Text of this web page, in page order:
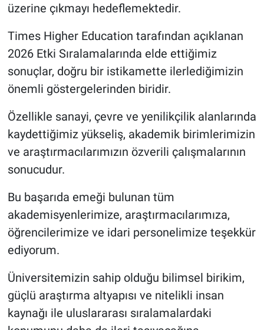
üzerine çıkmayı hedeflemektedir.
Times Higher Education tarafından açıklanan
2026 Etki Sıralamalarında elde ettiğimiz
sonuçlar, doğru bir istikamette ilerlediğimizin
önemli göstergelerinden biridir.
Özellikle sanayi, çevre ve yenilikçilik alanlarında
kaydettiğimiz yükseliş, akademik birimlerimizin
ve araştırmacılarımızın özverili çalışmalarının
sonucudur.
Bu başarıda emeği bulunan tüm
akademisyenlerimize, araştırmacılarımıza,
öğrencilerimize ve idari personelimize teşekkür
ediyorum.
Üniversitemizin sahip olduğu bilimsel birikim,
güçlü araştırma altyapısı ve nitelikli insan
kaynağı ile uluslararası sıralamalardaki